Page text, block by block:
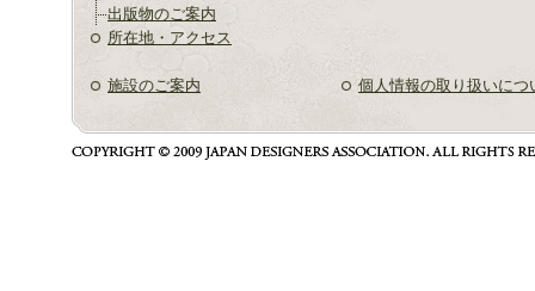
出版物のご案内
所在地・アクセス
施設のご案内 個人情報の取り扱いにつ